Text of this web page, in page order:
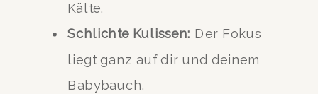
Kälte.
Schlichte Kulissen: Der Fokus
liegt ganz auf dir und deinem
Babybauch.